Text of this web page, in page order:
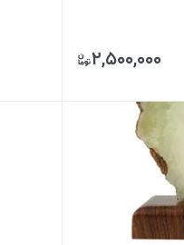
۲,۵۰۰,۰۰۰